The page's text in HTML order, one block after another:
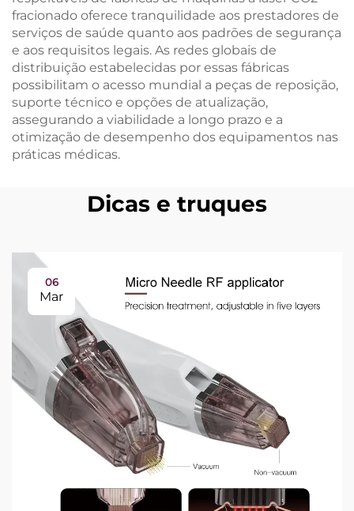
fracionado oferece tranquilidade aos prestadores de
serviços de saúde quanto aos padrões de segurança
e aos requisitos legais. As redes globais de
distribuição estabelecidas por essas fábricas
possibilitam o acesso mundial a peças de reposição,
suporte técnico e opções de atualização,
assegurando a viabilidade a longo prazo e a
otimização de desempenho dos equipamentos nas
práticas médicas.
Dicas e truques
06
Mar